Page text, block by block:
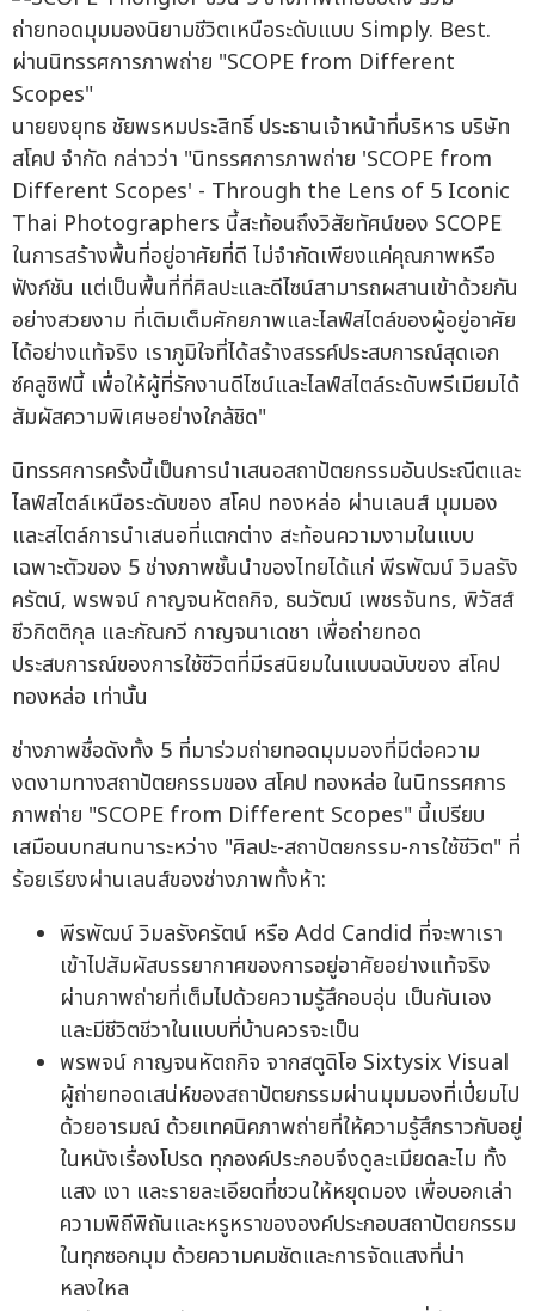
นายยงยุทธ ชัยพรหมประสิทธิ์ ประธานเจ้าหน้าที่บริหาร บริษัท
สโคป จำกัด กล่าวว่า "นิทรรศการภาพถ่าย 'SCOPE from
Different Scopes' - Through the Lens of 5 Iconic
Thai Photographers นี้สะท้อนถึงวิสัยทัศน์ของ SCOPE
ในการสร้างพื้นที่อยู่อาศัยที่ดี ไม่จำกัดเพียงแค่คุณภาพหรือ
ฟังก์ชัน แต่เป็นพื้นที่ที่ศิลปะและดีไซน์สามารถผสานเข้าด้วยกัน
อย่างสวยงาม ที่เติมเต็มศักยภาพและไลฟ์สไตล์ของผู้อยู่อาศัย
ได้อย่างแท้จริง เราภูมิใจที่ได้สร้างสรรค์ประสบการณ์สุดเอก
ซ์คลูซิฟนี้ เพื่อให้ผู้ที่รักงานดีไซน์และไลฟ์สไตล์ระดับพรีเมียมได้
สัมผัสความพิเศษอย่างใกล้ชิด"
นิทรรศการครั้งนี้เป็นการนำเสนอสถาปัตยกรรมอันประณีตและ
ไลฟ์สไตล์เหนือระดับของ สโคป ทองหล่อ ผ่านเลนส์ มุมมอง
และสไตล์การนำเสนอที่แตกต่าง สะท้อนความงามในแบบ
เฉพาะตัวของ 5 ช่างภาพชั้นนำของไทยได้แก่ พีรพัฒน์ วิมลรัง
ครัตน์, พรพจน์ กาญจนหัตถกิจ, ธนวัฒน์ เพชรจันทร, พิวัสส์
ชีวกิตติกุล และกัณกวี กาญจนาเดชา เพื่อถ่ายทอด
ประสบการณ์ของการใช้ชีวิตที่มีรสนิยมในแบบฉบับของ สโคป
ทองหล่อ เท่านั้น
ช่างภาพชื่อดังทั้ง 5 ที่มาร่วมถ่ายทอดมุมมองที่มีต่อความ
งดงามทางสถาปัตยกรรมของ สโคป ทองหล่อ ในนิทรรศการ
ภาพถ่าย "SCOPE from Different Scopes" นี้เปรียบ
เสมือนบทสนทนาระหว่าง "ศิลปะ-สถาปัตยกรรม-การใช้ชีวิต" ที่
ร้อยเรียงผ่านเลนส์ของช่างภาพทั้งห้า:
พีรพัฒน์ วิมลรังครัตน์ หรือ Add Candid ที่จะพาเรา
เข้าไปสัมผัสบรรยากาศของการอยู่อาศัยอย่างแท้จริง
ผ่านภาพถ่ายที่เต็มไปด้วยความรู้สึกอบอุ่น เป็นกันเอง
และมีชีวิตชีวาในแบบที่บ้านควรจะเป็น
พรพจน์ กาญจนหัตถกิจ จากสตูดิโอ Sixtysix Visual
ผู้ถ่ายทอดเสน่ห์ของสถาปัตยกรรมผ่านมุมมองที่เปี่ยมไป
ด้วยอารมณ์ ด้วยเทคนิคภาพถ่ายที่ให้ความรู้สึกราวกับอยู่
ในหนังเรื่องโปรด ทุกองค์ประกอบจึงดูละเมียดละไม ทั้ง
แสง เงา และรายละเอียดที่ชวนให้หยุดมอง เพื่อบอกเล่า
ความพิถีพิถันและหรูหราขององค์ประกอบสถาปัตยกรรม
ในทุกซอกมุม ด้วยความคมชัดและการจัดแสงที่น่า
หลงใหล